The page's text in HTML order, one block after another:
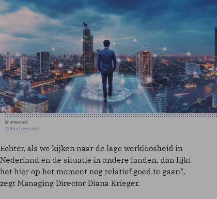
Shutterstock
© Shutterstock
Echter, als we kijken naar de lage werkloosheid in
Nederland en de situatie in andere landen, dan lijkt
het hier op het moment nog relatief goed te gaan”,
zegt Managing Director Diana Krieger.